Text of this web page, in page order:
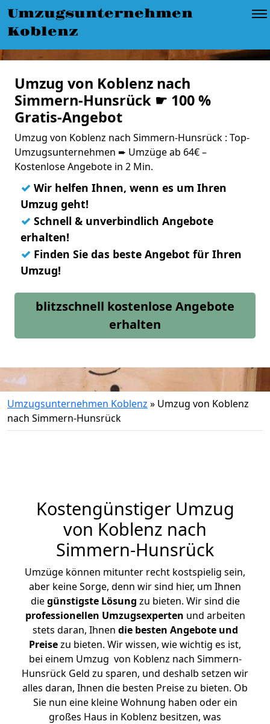
Umzugsunternehmen
Koblenz
Umzug von Koblenz nach
Simmern-Hunsrück ☛ 100 %
Gratis-Angebot
Umzug von Koblenz nach Simmern-Hunsrück : Top-
Umzugsunternehmen ➨ Umzüge ab 64€ –
Kostenlose Angebote in 2 Min.
✓ Wir helfen Ihnen, wenn es um Ihren
Umzug geht!
✓ Schnell & unverbindlich Angebote
erhalten!
✓ Finden Sie das beste Angebot für Ihren
Umzug!
blitzschnell kostenlose Angebote
erhalten
Umzugsunternehmen Koblenz » Umzug von Koblenz
nach Simmern-Hunsrück
Kostengünstiger Umzug
von Koblenz nach
Simmern-Hunsrück
Umzüge können mitunter recht kostspielig sein,
aber keine Sorge, denn wir sind hier, um Ihnen
diegünstigste Lösung zu bieten. Wir sind die
professionellen Umzugsexperten und arbeiten
stets daran, Ihnen die besten Angebote und
Preisezu bieten. Wir wissen, wie wichtig es ist,
bei einem Umzug von Koblenz nach Simmern-
Hunsrück Geld zu sparen, und deshalb setzen wir
alles daran, Ihnen die besten Preise zu bieten. Ob
Sie nun eine kleine Wohnung haben oder ein
großes Haus in Koblenz besitzen, was